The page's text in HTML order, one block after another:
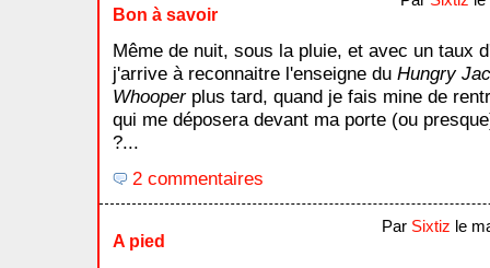
Bon à savoir
Même de nuit, sous la pluie, et avec un taux
j'arrive à reconnaitre l'enseigne du Hungry
Whooperplus tard, quand je fais mine de
qui me déposera devant ma porte (ou
?...
2 commentaires
A pied
Par Sixtiz le